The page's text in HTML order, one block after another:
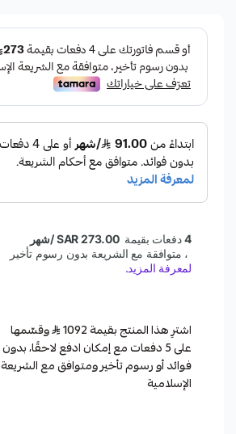
اشترِ هذا المنتج بقيمة 1092
وقسّمها
على 5 دفعات مع إمكان ادفع لاحقًا، بدون
فوائد أو رسوم تأخير ومتوافق مع الشريعة
الإسلامية